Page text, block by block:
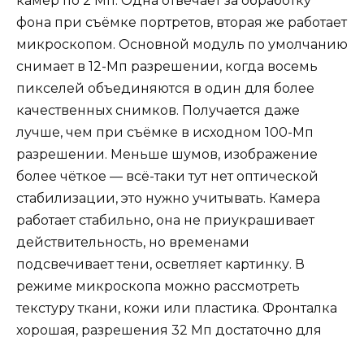
фона при съёмке портретов, вторая же работает
микроскопом. Основной модуль по умолчанию
снимает в 12-Мп разрешении, когда восемь
пикселей объединяются в один для более
качественных снимков. Получается даже
лучше, чем при съёмке в исходном 100-Мп
разрешении. Меньше шумов, изображение
более чёткое — всё-таки тут нет оптической
стабилизации, это нужно учитывать. Камера
работает стабильно, она не приукрашивает
действительность, но временами
подсвечивает тени, осветляет картинку. В
режиме микроскопа можно рассмотреть
текстуру ткани, кожи или пластика. Фронталка
хорошая, разрешения 32 Мп достаточно для